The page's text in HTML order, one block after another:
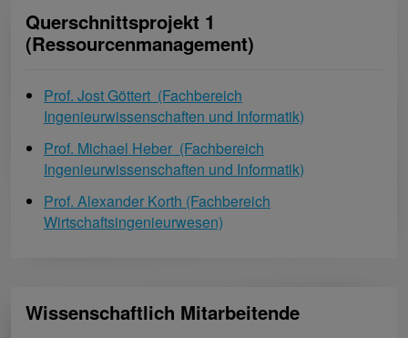
Querschnittsprojekt 1
(Ressourcenmanagement)
Prof. Jost Göttert (Fachbereich
Ingenieurwissenschaften und Informatik)
Prof. Michael Heber (Fachbereich
Ingenieurwissenschaften und Informatik)
Prof. Alexander Korth (Fachbereich
Wirtschaftsingenieurwesen)
Wissenschaftlich Mitarbeitende